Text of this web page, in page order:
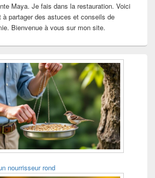
Maya. Je fais dans la restauration. Voici
à partager des astuces et conseils de
Bienvenue à vous sur mon site.
nourrisseur rond